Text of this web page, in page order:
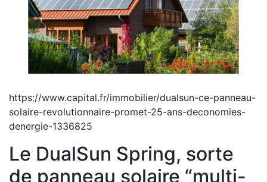
https://www.capital.fr/immobilier/dualsun-ce-panneau-
solaire-revolutionnaire-promet-25-ans-deconomies-
denergie-1336825
Le DualSun Spring, sorte
de panneau solaire “multi-